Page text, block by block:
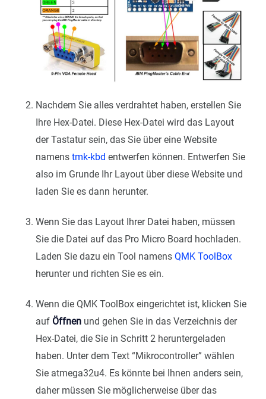
Nachdem Sie alles verdrahtet haben, erstellen Sie
Ihre Hex-Datei. Diese Hex-Datei wird das Layout
der Tastatur sein, das Sie über eine Website
namens tmk-kbd entwerfen können. Entwerfen Sie
also im Grunde Ihr Layout über diese Website und
laden Sie es dann herunter.
Wenn Sie das Layout Ihrer Datei haben, müssen
Sie die Datei auf das Pro Micro Board hochladen.
Laden Sie dazu ein Tool namens QMK ToolBox
herunter und richten Sie es ein.
Wenn die QMK ToolBox eingerichtet ist, klicken Sie
auf Öffnen und gehen Sie in das Verzeichnis der
Hex-Datei, die Sie in Schritt 2 heruntergeladen
haben. Unter dem Text “Mikrocontroller” wählen
Sie atmega32u4. Es könnte bei Ihnen anders sein,
daher müssen Sie möglicherweise über das